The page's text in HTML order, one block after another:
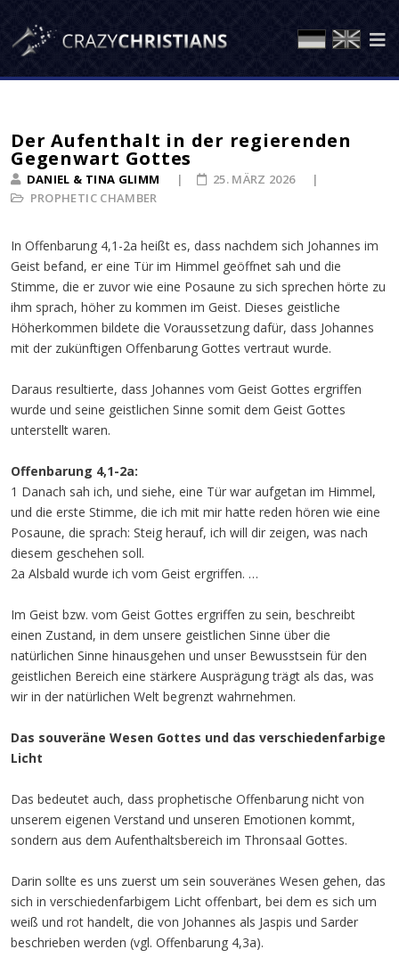
Der Aufenthalt in der regierenden
Gegenwart Gottes
DANIEL & TINA GLIMM
PROPHETIC CHAMBER
25. MÄRZ 2026
In Offenbarung 4,1-2a heißt es, dass nachdem sich Johannes im
Geist befand, er eine Tür im Himmel geöffnet sah und die
Stimme, die er zuvor wie eine Posaune zu sich sprechen hörte zu
ihm sprach, höher zu kommen im Geist. Dieses geistliche
Höherkommen bildete die Voraussetzung dafür, dass Johannes
mit der zukünftigen Offenbarung Gottes vertraut wurde.
Daraus resultierte, dass Johannes vom Geist Gottes ergriffen
wurde und seine geistlichen Sinne somit dem Geist Gottes
unterstellt waren.
Offenbarung 4,1-2a:
1 Danach sah ich, und siehe, eine Tür war aufgetan im Himmel,
und die erste Stimme, die ich mit mir hatte reden hören wie eine
Posaune, die sprach: Steig herauf, ich will dir zeigen, was nach
diesem geschehen soll.
2a Alsbald wurde ich vom Geist ergriffen. …
Im Geist bzw. vom Geist Gottes ergriffen zu sein, beschreibt
einen Zustand, in dem unsere geistlichen Sinne über die
natürlichen Sinne hinausgehen und unser Bewusstsein für den
geistlichen Bereich eine stärkere Ausprägung trägt als das, was
wir in der natürlichen Welt begrenzt wahrnehmen.
Das souveräne Wesen Gottes und das verschiedenfarbige
Licht
Das bedeutet auch, dass prophetische Offenbarung nicht von
unserem eigenen Verstand und unseren Emotionen kommt,
sondern aus dem Aufenthaltsbereich im Thronsaal Gottes.
Darin sollte es uns zuerst um sein souveränes Wesen gehen, das
sich in verschiedenfarbigem Licht offenbart, bei dem es sich um
weiß und rot handelt, die von Johannes als Jaspis und Sarder
beschrieben werden (vgl. Offenbarung 4,3a).